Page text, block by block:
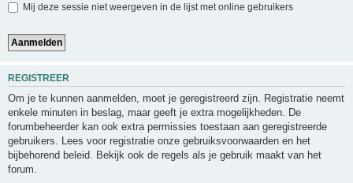
Mij deze sessie niet weergeven in de lijst met online gebruikers
REGISTREER
Om je te kunnen aanmelden, moet je geregistreerd zijn. Registratie neemt
enkele minuten in beslag, maar geeft je extra mogelijkheden. De
forumbeheerder kan ook extra permissies toestaan aan geregistreerde
gebruikers. Lees voor registratie onze gebruiksvoorwaarden en het
bijbehorend beleid. Bekijk ook de regels als je gebruik maakt van het
forum.